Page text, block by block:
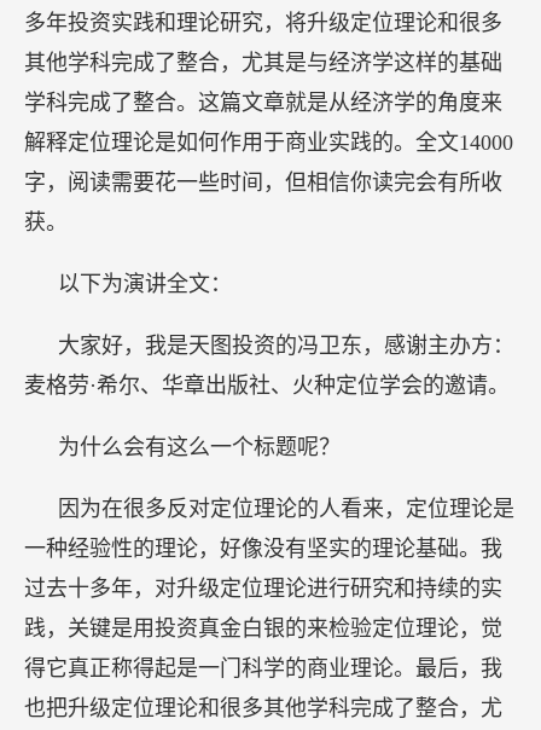
多年投资实践和理论研究，将升级定位理论和很多
其他学科完成了整合，尤其是与经济学这样的基础
学科完成了整合。这篇文章就是从经济学的角度来
解释定位理论是如何作用于商业实践的。全文14000
字，阅读需要花一些时间，但相信你读完会有所收
获。
以下为演讲全文：
大家好，我是天图投资的冯卫东，感谢主办方：
麦格劳·希尔、华章出版社、火种定位学会的邀请。
为什么会有这么一个标题呢？
因为在很多反对定位理论的人看来，定位理论是
一种经验性的理论，好像没有坚实的理论基础。我
过去十多年，对升级定位理论进行研究和持续的实
践，关键是用投资真金白银的来检验定位理论，觉
得它真正称得起是一门科学的商业理论。最后，我
也把升级定位理论和很多其他学科完成了整合，尤